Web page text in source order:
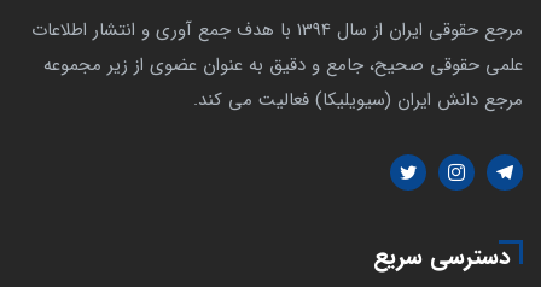
مرجع حقوقی ایران از سال 1394 با هدف جمع آوری و انتشار اطلاعات
علمی حقوقی صحیح، جامع و دقیق به عنوان عضوی از زیر مجموعه
مرجع دانش ایران (سیویلیکا) فعالیت می کند.
دسترسی سریع